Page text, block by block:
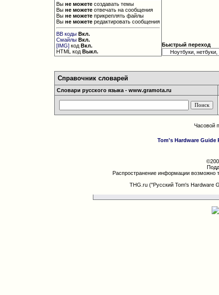
Выне можете создавать темы
Выне можете отвечать на сообщения
Выне можете прикреплять файлы
Выне можете редактировать сообщения
BB коды Вкл.
Смайлы Вкл.
[IMG] кодВкл.
HTML кодВыкл.
Быстрый переход
Справочник словарей
Словари русского языка - www.gramota.ru
Часовой
Tom's Hardware Guide
Распространение информации возможно
THG.ru ("Русский Tom's Hardware